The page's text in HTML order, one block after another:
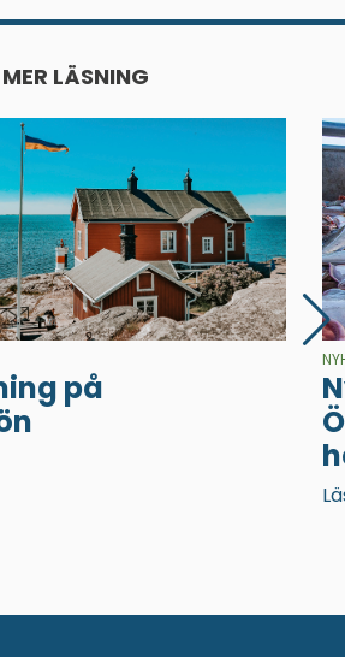
MER LÄSNING
på